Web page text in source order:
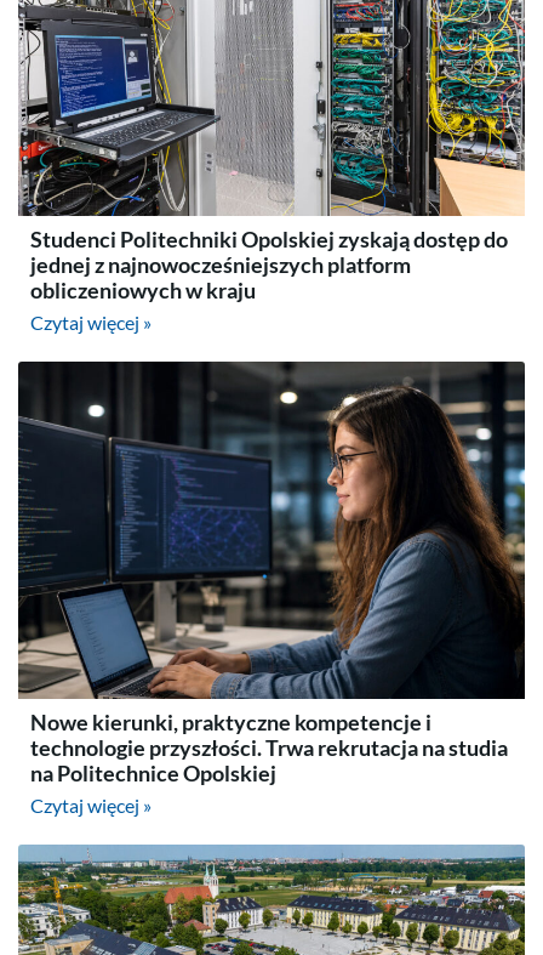
Studenci Politechniki Opolskiej zyskają dostęp do
jednej z najnowocześniejszych platform
obliczeniowych w kraju
Czytaj więcej »
Nowe kierunki, praktyczne kompetencje i
technologie przyszłości. Trwa rekrutacja na studia
na Politechnice Opolskiej
Czytaj więcej »